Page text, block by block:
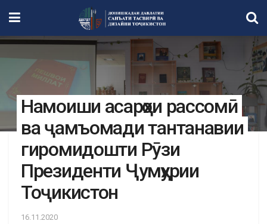
Намоиши асарҳои рассомӣ
ва ҷамъомади тантанавии
гиромидошти Рӯзи
Президенти Ҷумҳурии
Тоҷикистон
16.11.2020